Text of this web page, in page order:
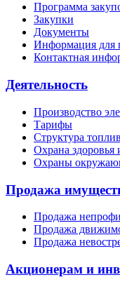
Программа
Закупки
Документы
Информация для
Контактная
Деятельность
Производство
Тарифы
Структура
Охрана здоровья
Охраны
Продажа
Продажа
Продажа
Продажа
Акционерам и